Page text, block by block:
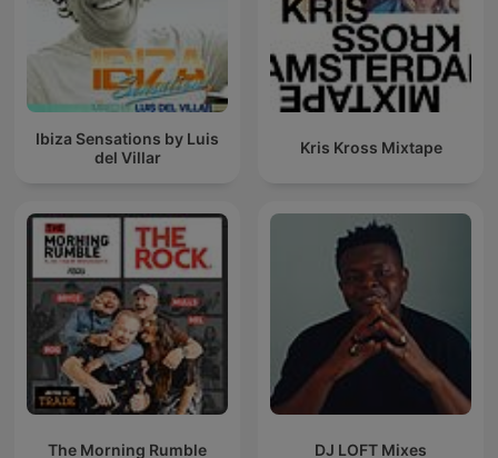
Ibiza Sensations by Luis
del Villar
Kris Kross Mixtape
The Morning Rumble DJ LOFT Mixes